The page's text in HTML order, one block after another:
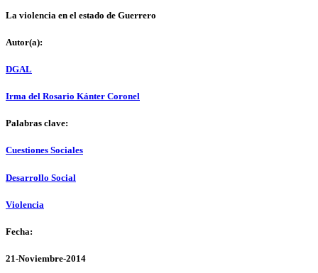
La violencia en el estado de Guerrero
Autor(a):
DGAL
Irma del Rosario Kánter Coronel
Palabras clave:
Cuestiones Sociales
Desarrollo Social
Violencia
Fecha:
21-Noviembre-2014